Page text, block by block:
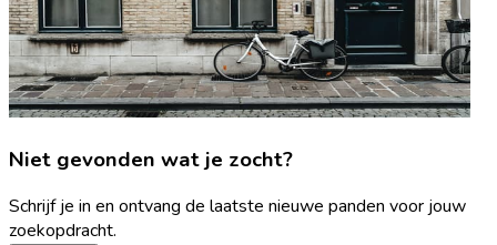
Niet gevonden wat je zocht?
Schrijf je in en ontvang de laatste nieuwe panden voor jouw
zoekopdracht.